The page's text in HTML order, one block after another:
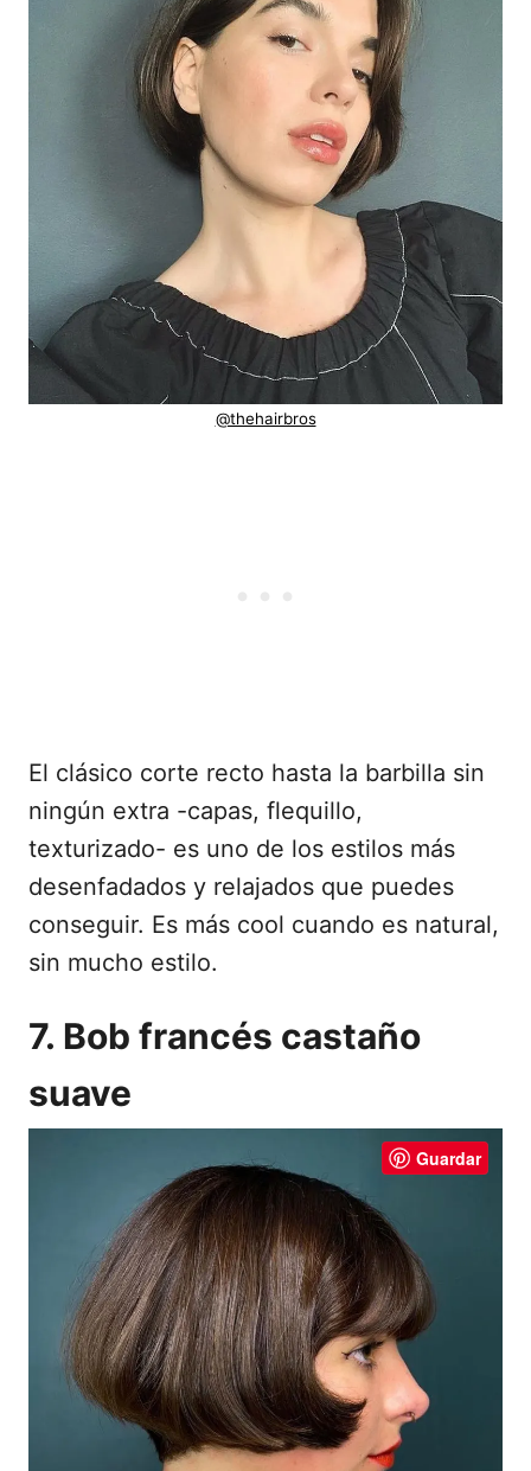
@thehairbros
El clásico corte recto hasta la barbilla sin
ningún extra -capas, flequillo,
texturizado- es uno de los estilos más
desenfadados y relajados que puedes
conseguir. Es más cool cuando es natural,
sin mucho estilo.
7. Bob francés castaño
suave
Guardar